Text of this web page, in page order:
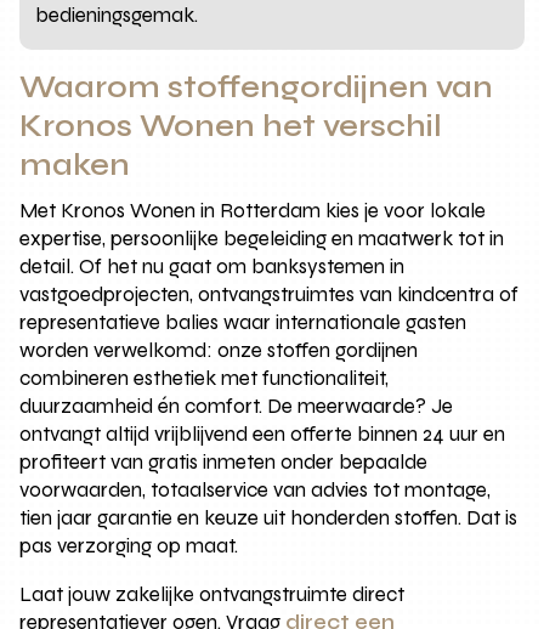
bedieningsgemak.
Waarom stoffengordijnen van
Kronos Wonen het verschil
maken
Met Kronos Wonen in Rotterdam kies je voor lokale
expertise, persoonlijke begeleiding en maatwerk tot in
detail. Of het nu gaat om banksystemen in
vastgoedprojecten, ontvangstruimtes van kindcentra of
representatieve balies waar internationale gasten
worden verwelkomd: onze stoffen gordijnen
combineren esthetiek met functionaliteit,
duurzaamheid én comfort. De meerwaarde? Je
ontvangt altijd vrijblijvend een offerte binnen 24 uur en
profiteert van gratis inmeten onder bepaalde
voorwaarden, totaalservice van advies tot montage,
tien jaar garantie en keuze uit honderden stoffen. Dat is
pas verzorging op maat.
Laat jouw zakelijke ontvangstruimte direct
representatiever ogen. Vraag direct een